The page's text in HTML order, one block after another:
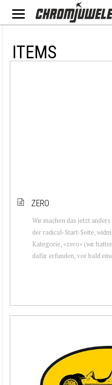
ITEMS
ZERO
Wir machen das jetzt
der radical-Start-Seite,
Kategorie, «zero» (wir
dafür erfunden, vor bald